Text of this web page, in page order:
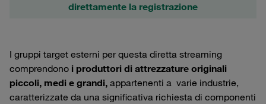
direttamente la registrazione
I gruppi target esterni per questa diretta streaming
comprendono i produttori di attrezzature originali
piccoli, medi e grandi, appartenenti a varie industrie,
caratterizzate da una significativa richiesta di componenti